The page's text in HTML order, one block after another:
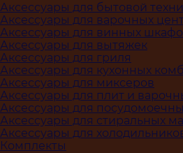
Аксессуары для бытовой
Аксессуары для варочных
Аксессуары для винных
Аксессуары для вытяжек
Аксессуары для гриля
Аксессуары для кухонных
Аксессуары для миксеров
Аксессуары для плит и
Аксессуары для
Аксессуары для стиральных
Аксессуары для
Комплекты